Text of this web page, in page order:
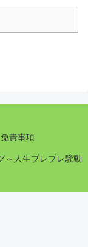
免責事項
～人生ブレブレ騒動